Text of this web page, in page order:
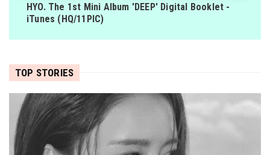
HYO. The 1st Mini Album 'DEEP' Digital Booklet -
iTunes (HQ/11PIC)
TOP STORIES